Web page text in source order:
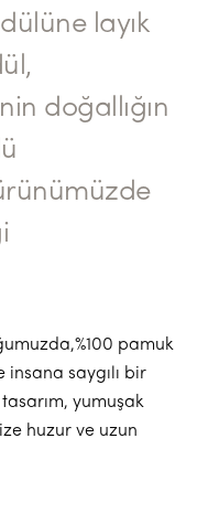
layık
doğallığın
pamuk
saygılı bir
yumuşak
huzur ve uzun